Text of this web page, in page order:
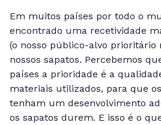
Em muitos países por todo o
encontrado uma recetividade
(o nosso público-alvo prioritário
nossos sapatos. Percebemos
países a prioridade é a
materiais utilizados, para que
tenham um desenvolvimento
os sapatos durem. E isso é o